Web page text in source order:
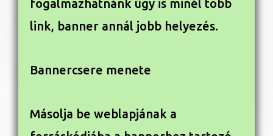
fogalmazhatnánk úgy is minél több
link, banner annál jobb helyezés.
Bannercsere menete
Másolja be weblapjának a